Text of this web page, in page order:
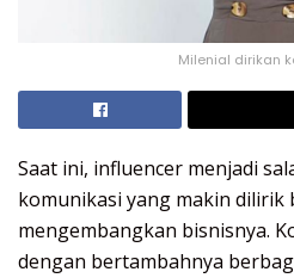
Milenial dirikan
Saat ini, influencer menjadi
komunikasi yang makin dilirik
mengembangkan bisnisnya.
dengan bertambahnya